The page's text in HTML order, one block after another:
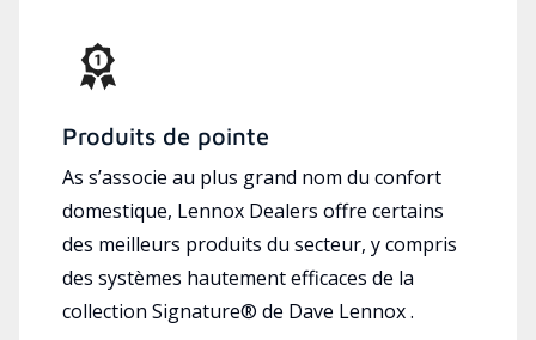
Produits de pointe
As s’associe au plus grand nom du confort
domestique, Lennox Dealers offre certains
des meilleurs produits du secteur, y compris
des systèmes hautement efficaces de la
collection Signature® de Dave Lennox .